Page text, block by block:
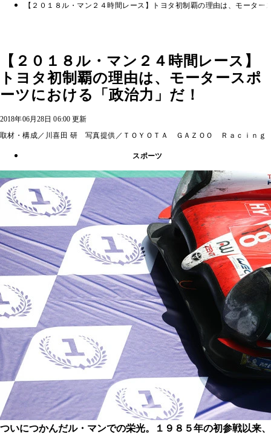
【２０１８ル・マン２４時間レース】トヨタ初制覇の理由は、モータ
【２０１８ル・マン２４時間レース】
トヨタ初制覇の理由は、モータースポ
ーツにおける「政治力」だ！
2018年06月28日 06:00 更新
取材・構成／川喜田 研 写真提供／ＴＯＹＯＴＡ ＧＡＺＯＯ Ｒａｃｉｎｇ
スポーツ
ついにつかんだル・マンでの栄光。１９８５年の初参戦以来、